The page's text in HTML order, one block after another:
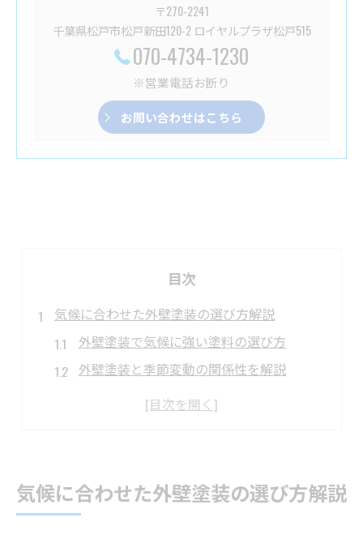
〒270-2241
千葉県松戸市松戸新田120-2 ロイヤルプラザ松戸515
070-4734-1230
※営業電話お断り
お問い合わせはこちら
目次
気候に合わせた外壁塗装の選び方解説
外壁塗装で気候に強い塗料の選び方
外壁塗装と季節変動の関係性を解説
地域特性に合う外壁塗装のコツとは
外壁塗装の種類と耐久性を徹底比較
外壁塗装の主な種類と耐久性の違い
気候に合わせた外壁塗装の選び方解説